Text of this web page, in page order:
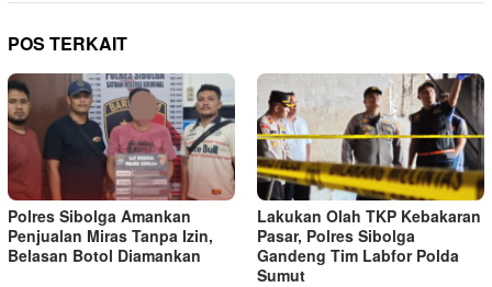
POS TERKAIT
Polres Sibolga Amankan
Penjualan Miras Tanpa Izin,
Belasan Botol Diamankan
Lakukan Olah TKP Kebakaran
Pasar, Polres Sibolga
Gandeng Tim Labfor Polda
Sumut